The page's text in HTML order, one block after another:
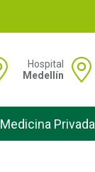
Hospital
Medellín
Medicina Privada